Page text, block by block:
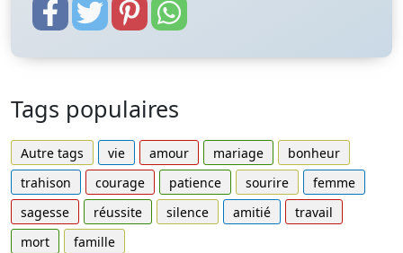
Tags populaires
Autre tags vie amour mariage
bonheur
trahison
courage patience sourire
femme
sagesse
réussite silence amitié
travail
mort
famille